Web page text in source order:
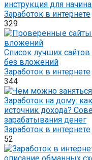
инструкция для
Заработок в интернете
329
Список лучших сайтов
без вложений
Заработок в интернете
344
Заработок на дому:
источник дохода?
зарабатывания денег
Заработок в интернете
52